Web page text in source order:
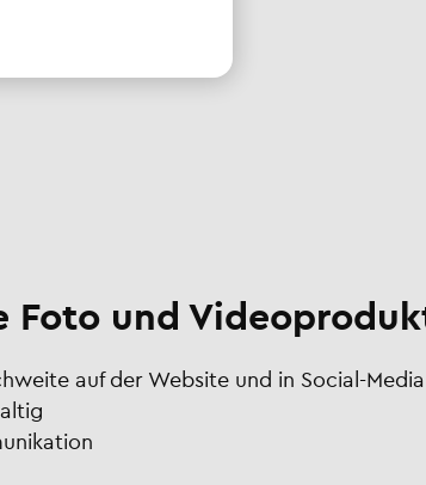
Foto und
auf der Website und in Social-Media